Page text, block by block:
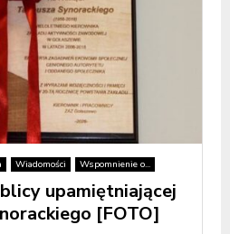
Wiadomości Wspomnienie o...
upamiętniającej
[FOTO]